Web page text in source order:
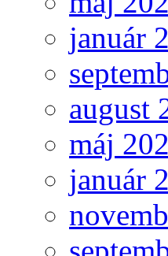
január
august
máj
január